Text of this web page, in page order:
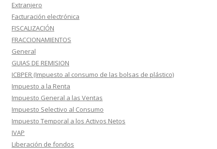
Extranjero
Facturación electrónica
FISCALIZACIÓN
FRACCIONAMIENTOS
General
GUIAS DE REMISION
ICBPER (Impuesto al consumo de las bolsas de plástico)
Impuesto a la Renta
Impuesto General a las Ventas
Impuesto Selectivo al Consumo
Impuesto Temporal a los Activos Netos
IVAP
Liberación de fondos